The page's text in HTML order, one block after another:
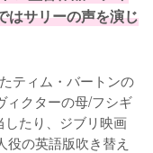
はサリーの声を演じ
ティム・バートンの
ィクターの母/フシギ
たり、ジブリ映画
役の英語版吹き替え